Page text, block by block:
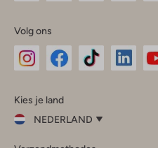
Volg ons
InstagramFacebook
Kies je land
NEDERLAND